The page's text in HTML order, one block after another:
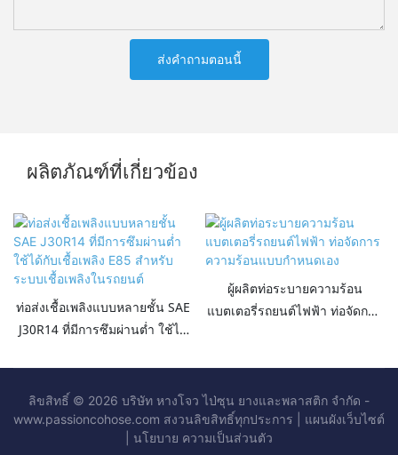
ส่งคำถามตอนนี้
ผลิตภัณฑ์ที่เกี่ยวข้อง
ท่อส่งเชื้อเพลิงแบบหลายชั้น SAE
J30R14 ที่มีการซึมผ่านต่ำ ใช้ได้
เพลิงในรถยนต์
ผู้ผลิตท่อระบายความร้อน
แบตเตอรี่รถยนต์ไฟฟ้า ท่อจัดการ
ลิขสิทธิ์ © 2026 บริษัท หางโจว ไป่ซุน ยางและพลาสติก จำกัด -
www.passioncohose.com สงวนลิขสิทธิ์ทุกประการ |
แผนผังเว็บไซต์
นโยบาย ความเป็นส่วนตัว